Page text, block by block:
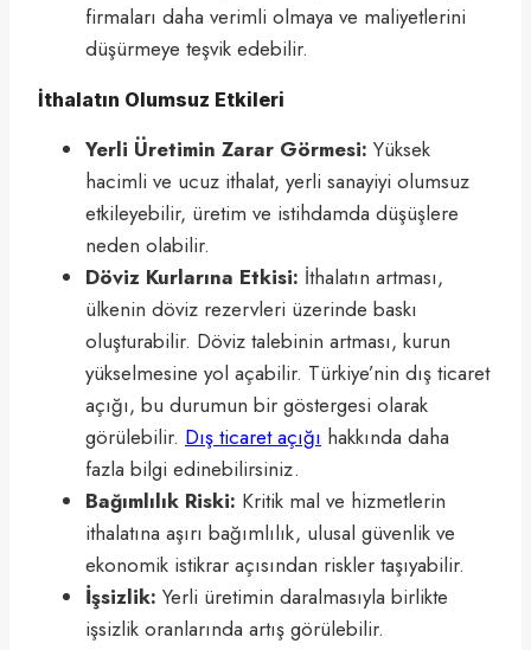
firmaları daha verimli olmaya ve maliyetlerini
düşürmeye teşvik edebilir.
İthalatın Olumsuz Etkileri
Yerli Üretimin Zarar Görmesi: Yüksek
hacimli ve ucuz ithalat, yerli sanayiyi olumsuz
etkileyebilir, üretim ve istihdamda düşüşlere
neden olabilir.
Döviz Kurlarına Etkisi: İthalatın artması,
ülkenin döviz rezervleri üzerinde baskı
oluşturabilir. Döviz talebinin artması, kurun
yükselmesine yol açabilir. Türkiye’nin dış ticaret
açığı, bu durumun bir göstergesi olarak
görülebilir. Dış ticaret açığı hakkında daha
fazla bilgi edinebilirsiniz.
Bağımlılık Riski: Kritik mal ve hizmetlerin
ithalatına aşırı bağımlılık, ulusal güvenlik ve
ekonomik istikrar açısından riskler taşıyabilir.
İşsizlik: Yerli üretimin daralmasıyla birlikte
işsizlik oranlarında artış görülebilir.